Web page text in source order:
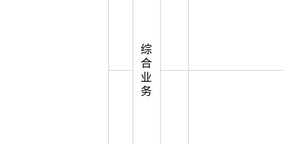
综
合
业
务